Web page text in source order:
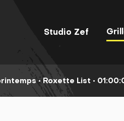
Studio Zef
• Roxette List •